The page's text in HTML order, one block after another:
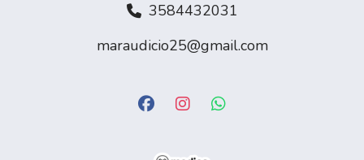
3584432031
maraudicio25@gmail.com